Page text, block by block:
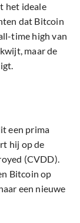
het ideale
dat Bitcoin
time high van
maar de
een prima
hij op de
(CVDD).
Bitcoin op
een nieuwe